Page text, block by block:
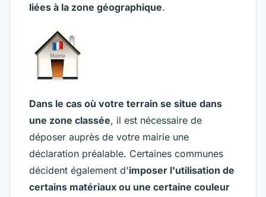
liées à la zone géographique.
Dans le cas où votre terrain se situe dans
une zone classée, il est nécessaire de
déposer auprès de votre mairie une
déclaration préalable. Certaines communes
décident également d'imposer l'utilisation de
certains matériaux ou une certaine couleur